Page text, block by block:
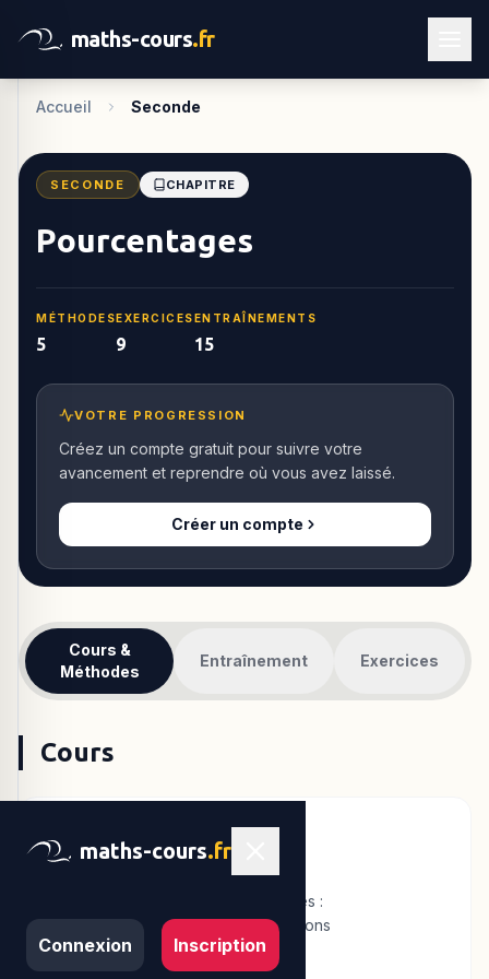
maths-cours.fr
maths-cours.fr
Connexion Inscription
Accueil Seconde
SECONDE CHAPITRE
Pourcentages
MÉTHODES
5
EXERCICES
9
ENTRAÎNEMENTS
15
VOTRE PROGRESSION
Créez un compte gratuit pour suivre votre
avancement et reprendre où vous avez laissé.
Créer un compte
Cours &
Méthodes
Entraînement Exercices
Cours
Pourcentages
Maîtriser les calculs de pourcentages :
proportion, taux d'évolution, évolutions
successives et réciproques.